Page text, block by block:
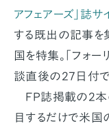
アフェアーズ」誌サ
する既出の記事を
国を特集。「フォー
談直後の27日付で
FP誌掲載の2本
目するだけで米国